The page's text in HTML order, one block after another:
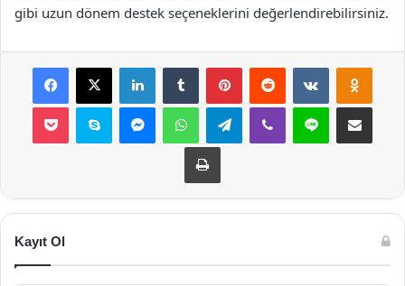
gibi uzun dönem destek seçeneklerini değerlendirebilirsiniz.
Facebook
X LinkedInTumblr PinterestReddit VKontakte
Pocket Skype MessengerWhatsAppTelegramViber Line E-Posta ile
Yazdır
Kayıt Ol